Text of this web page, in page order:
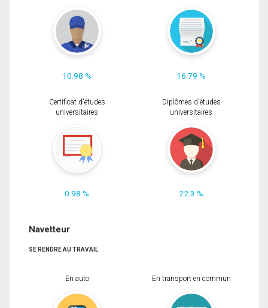
10.98 % 16.79 %
Certificat d'études
universitaires
0.98 %
Diplômes d'études
universitaires
22.3 %
Navetteur
SE RENDRE AU TRAVAIL
En auto En transport en commun